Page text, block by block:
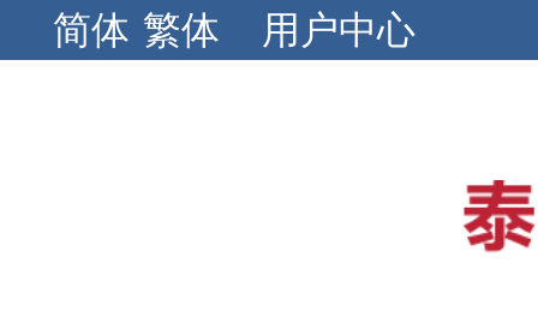
简体 繁体 用户中心